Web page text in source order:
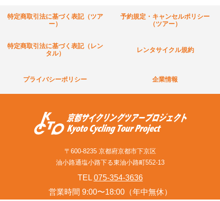
特定商取引法に基づく表記（ツア
ー）
予約規定・キャンセルポリシー
（ツアー）
特定商取引法に基づく表記（レン
タル）
レンタサイクル規約
プライバシーポリシー 企業情報
〒600-8235 京都府京都市下京区
油小路通塩小路下る東油小路町552-13
TEL 075-354-3636
営業時間 9:00〜18:00（年中無休）